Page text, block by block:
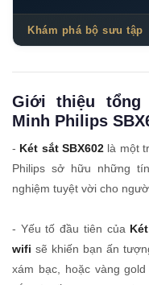
Khám phá bộ sưu tập
Giới thiệu tổng
Minh Philips
- Két sắt SBX602là một
Philips sở hữu những
nghiệm tuyệt vời cho
- Yếu tố đầu tiên của
wifi sẽ khiến bạn ấn
xám bạc, hoặc vàng